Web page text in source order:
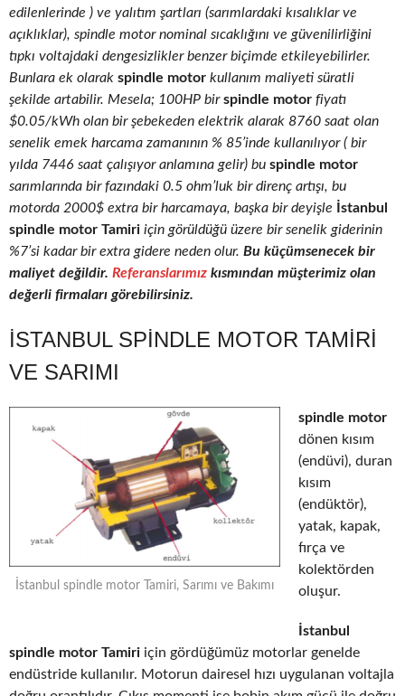
edilenlerinde ) ve yalıtım şartları (sarımlardaki kısalıklar ve
açıklıklar), spindle motor nominal sıcaklığını ve güvenilirliğini
tıpkı voltajdaki dengesizlikler benzer biçimde etkileyebilirler.
Bunlara ek olarak spindle motor kullanım maliyeti süratli
şekilde artabilir. Mesela; 100HP birspindle motor fiyatı
$0.05/kWh olan bir şebekeden elektrik alarak 8760 saat olan
senelik emek harcama zamanının % 85’inde kullanılıyor ( bir
yılda 7446 saat çalışıyor anlamına gelir) bu spindle motor
sarımlarında bir fazındaki 0.5 ohm’luk bir direnç artışı, bu
motorda 2000$ extra bir harcamaya, başka bir deyişle İstanbul
spindle motor Tamiri için görüldüğü üzere bir senelik giderinin
%7’si kadar bir extra gidere neden olur. Bu küçümsenecek bir
maliyet değildir. Referanslarımız kısmından müşterimiz olan
değerli firmaları görebilirsiniz.
İSTANBUL SPINDLE MOTOR TAMIRI
VE SARIMI
İstanbul spindle motor Tamiri, Sarımı ve Bakımı
spindle motor
dönen kısım
(endüvi), duran
kısım
(endüktör),
yatak, kapak,
fırça ve
kolektörden
oluşur.
İstanbul
spindle motor Tamiri için gördüğümüz motorlar genelde
endüstride kullanılır. Motorun dairesel hızı uygulanan voltajla